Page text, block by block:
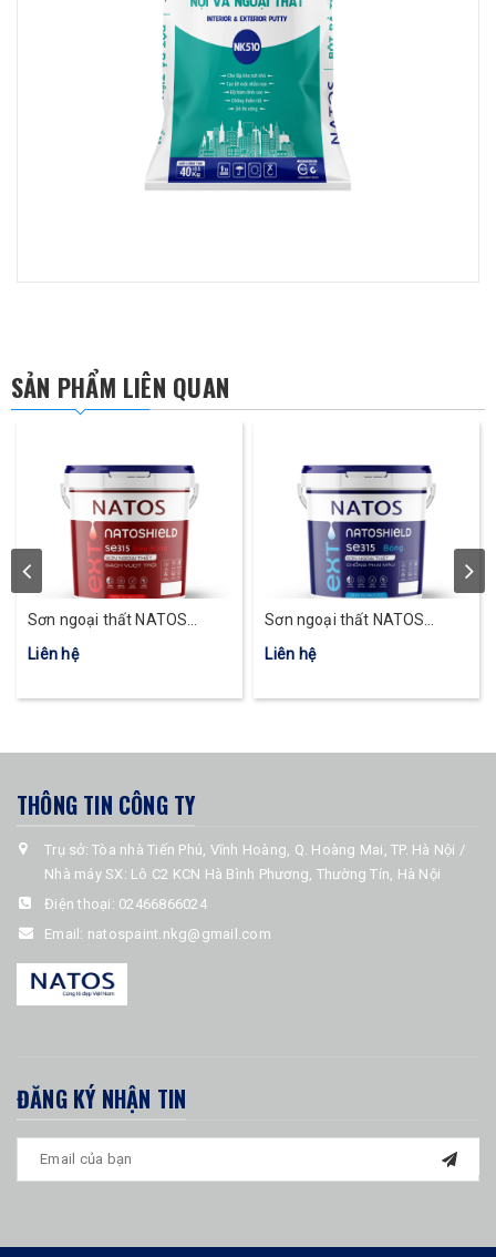
SẢN PHẨM LIÊN QUAN
Sơn ngoại thất NATOS
Natoshield SE315 Siêu bóng
Liên hệ
Sơn ngoại thất NATOS
Natoshield SE315 Bóng
Liên hệ
THÔNG TIN CÔNG TY
Trụ sở: Tòa nhà Tiến Phú, Vĩnh Hoàng, Q. Hoàng Mai, TP. Hà Nội /
Nhà máy SX: Lô C2 KCN Hà Bình Phương, Thường Tín, Hà Nội
Điện thoại: 02466866024
Email: natospaint.nkg@gmail.com
ĐĂNG KÝ NHẬN TIN